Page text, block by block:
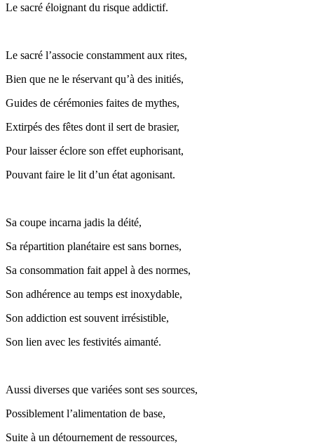
Le sacré éloignant du risque addictif.
Le sacré l’associe constamment aux rites,
Bien que ne le réservant qu’à des initiés,
Guides de cérémonies faites de mythes,
Extirpés des fêtes dont il sert de brasier,
Pour laisser éclore son effet euphorisant,
Pouvant faire le lit d’un état agonisant.
Sa coupe incarna jadis la déité,
Sa répartition planétaire est sans bornes,
Sa consommation fait appel à des normes,
Son adhérence au temps est inoxydable,
Son addiction est souvent irrésistible,
Son lien avec les festivités aimanté.
Aussi diverses que variées sont ses sources,
Possiblement l’alimentation de base,
Suite à un détournement de ressources,